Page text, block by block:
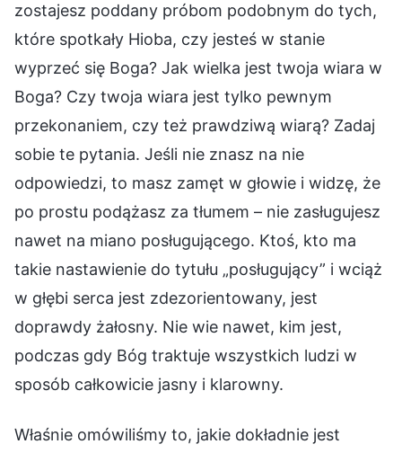
zostajesz poddany próbom podobnym do tych,
które spotkały Hioba, czy jesteś w stanie
wyprzeć się Boga? Jak wielka jest twoja wiara w
Boga? Czy twoja wiara jest tylko pewnym
przekonaniem, czy też prawdziwą wiarą? Zadaj
sobie te pytania. Jeśli nie znasz na nie
odpowiedzi, to masz zamęt w głowie i widzę, że
po prostu podążasz za tłumem – nie zasługujesz
nawet na miano posługującego. Ktoś, kto ma
takie nastawienie do tytułu „posługujący” i wciąż
w głębi serca jest zdezorientowany, jest
doprawdy żałosny. Nie wie nawet, kim jest,
podczas gdy Bóg traktuje wszystkich ludzi w
sposób całkowicie jasny i klarowny.
Właśnie omówiliśmy to, jakie dokładnie jest